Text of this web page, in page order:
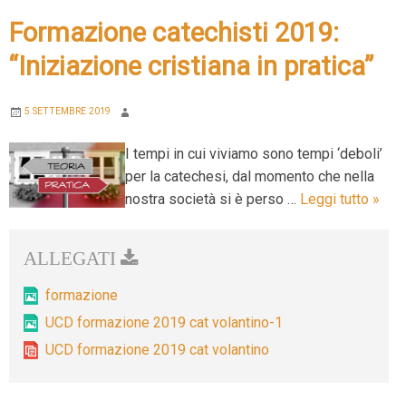
Formazione catechisti 2019:
“Iniziazione cristiana in pratica”
5 SETTEMBRE 2019
I tempi in cui viviamo sono tempi ‘deboli’
per la catechesi, dal momento che nella
nostra società si è perso … Leggi tutto »
formazione
UCD formazione 2019 cat volantino-1
UCD formazione 2019 cat volantino